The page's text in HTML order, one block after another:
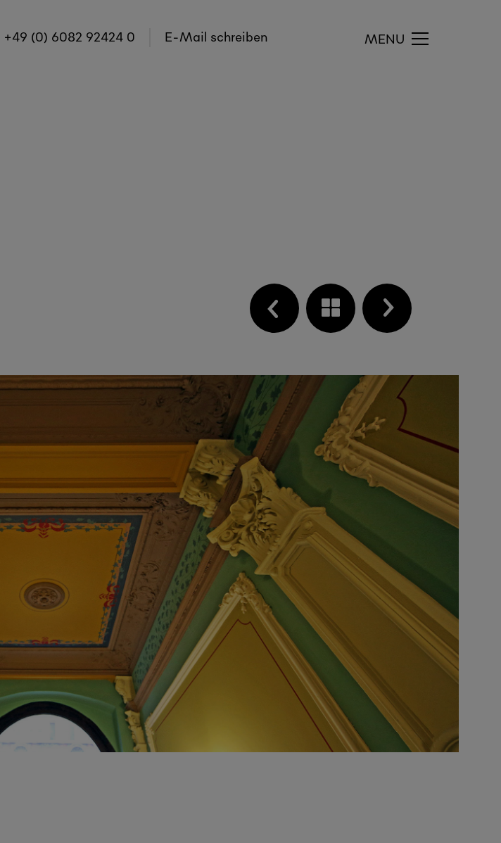
+49 (0) 6082 92424 0 E-Mail schreiben MENU